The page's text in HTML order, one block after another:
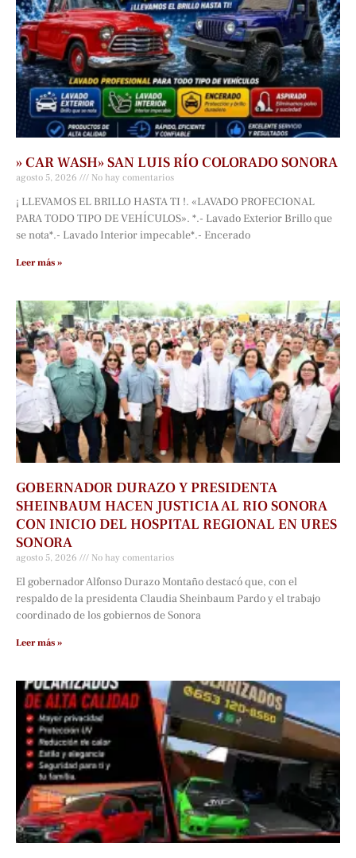
» CAR WASH» SAN LUIS RÍO COLORADO SONORA
agosto 5, 2026 No hay comentarios
¡ LLEVAMOS EL BRILLO HASTA TI !. «LAVADO PROFECIONAL
PARA TODO TIPO DE VEHÍCULOS». *.- Lavado Exterior Brillo que
se nota*.- Lavado Interior impecable*.- Encerado
Leer más »
GOBERNADOR DURAZO Y PRESIDENTA
SHEINBAUM HACEN JUSTICIA AL RIO SONORA
CON INICIO DEL HOSPITAL REGIONAL EN URES
SONORA
agosto 5, 2026 No hay comentarios
El gobernador Alfonso Durazo Montaño destacó que, con el
respaldo de la presidenta Claudia Sheinbaum Pardo y el trabajo
coordinado de los gobiernos de Sonora
Leer más »